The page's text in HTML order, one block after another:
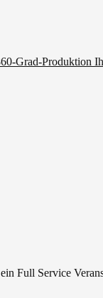
Grad-Produktion
Full Service